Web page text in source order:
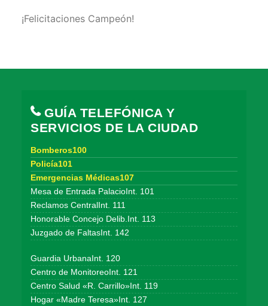
¡Felicitaciones Campeón!
GUÍA TELEFÓNICA Y
SERVICIOS DE LA CIUDAD
Bomberos100
Policía101
Emergencias Médicas107
Mesa de Entrada PalacioInt. 101
Reclamos CentralInt. 111
Honorable Concejo Delib.Int. 113
Juzgado de FaltasInt. 142
Guardia UrbanaInt. 120
Centro de MonitoreoInt. 121
Centro Salud «R. Carrillo»Int. 119
Hogar «Madre Teresa»Int. 127